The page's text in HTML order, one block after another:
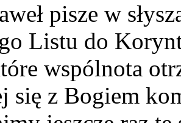
pisze w
Listu do
wspólnota
się z Bogiem